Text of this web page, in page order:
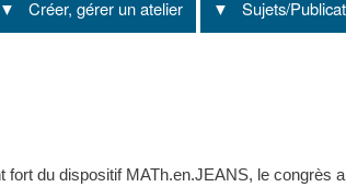
Créer, gérer un atelier Sujets/
fort du dispositif MATh.en.JEANS, le congrès